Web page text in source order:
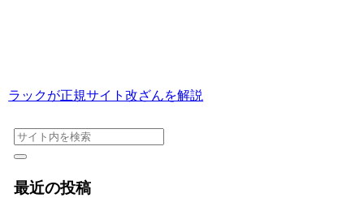
ラックが正規サイト改ざんを解説
最近の投稿